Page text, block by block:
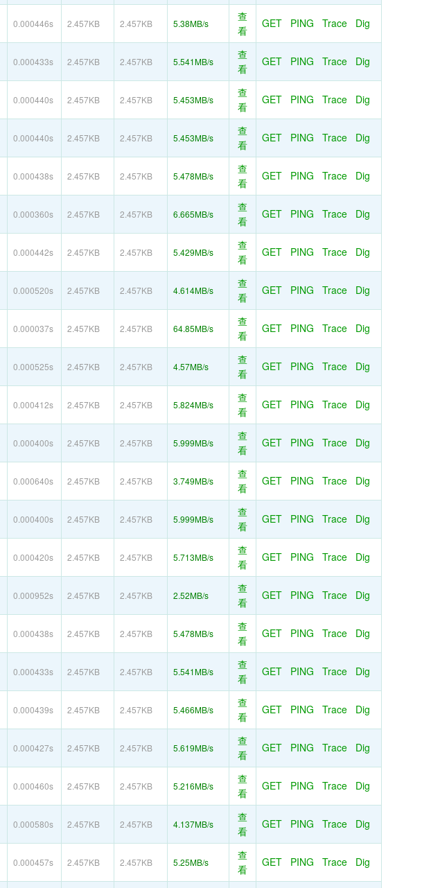
0.000446s 2.457KB 2.457KB 5.38MB/s
查
看
GET PING Trace Dig
0.000433s 2.457KB 2.457KB 5.541MB/s
查
看
GET PING Trace Dig
0.000440s 2.457KB 2.457KB 5.453MB/s
查
看
GET PING Trace Dig
0.000440s 2.457KB 2.457KB 5.453MB/s
查
看
GET PING Trace Dig
0.000438s 2.457KB 2.457KB 5.478MB/s
查
看
GET PING Trace Dig
0.000360s 2.457KB 2.457KB 6.665MB/s
查
看
GET PING Trace Dig
0.000442s 2.457KB 2.457KB 5.429MB/s
查
看
GET PING Trace Dig
0.000520s 2.457KB 2.457KB 4.614MB/s
查
看
GET PING Trace Dig
0.000037s 2.457KB 2.457KB 64.85MB/s
查
看
GET PING Trace Dig
0.000525s 2.457KB 2.457KB 4.57MB/s
查
看
GET PING Trace Dig
0.000412s 2.457KB 2.457KB 5.824MB/s
查
看
GET PING Trace Dig
0.000400s 2.457KB 2.457KB 5.999MB/s
查
看
GET PING Trace Dig
0.000640s 2.457KB 2.457KB 3.749MB/s
查
看
GET PING Trace Dig
0.000400s 2.457KB 2.457KB 5.999MB/s
查
看
GET PING Trace Dig
0.000420s 2.457KB 2.457KB 5.713MB/s
查
看
GET PING Trace Dig
0.000952s 2.457KB 2.457KB 2.52MB/s
查
看
GET PING Trace Dig
0.000438s 2.457KB 2.457KB 5.478MB/s
查
看
GET PING Trace Dig
0.000433s 2.457KB 2.457KB 5.541MB/s
查
看
GET PING Trace Dig
0.000439s 2.457KB 2.457KB 5.466MB/s
查
看
GET PING Trace Dig
0.000427s 2.457KB 2.457KB 5.619MB/s
查
看
GET PING Trace Dig
0.000460s 2.457KB 2.457KB 5.216MB/s
查
看
GET PING Trace Dig
0.000580s 2.457KB 2.457KB 4.137MB/s
查
看
GET PING Trace Dig
0.000457s 2.457KB 2.457KB 5.25MB/s
查
看
GET PING Trace Dig